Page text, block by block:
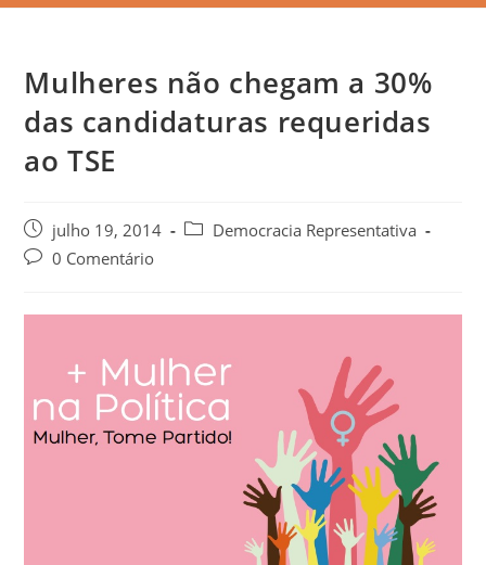
Mulheres não chegam a 30%
das candidaturas requeridas
ao TSE
julho 19, 2014
Democracia Representativa
0 Comentário